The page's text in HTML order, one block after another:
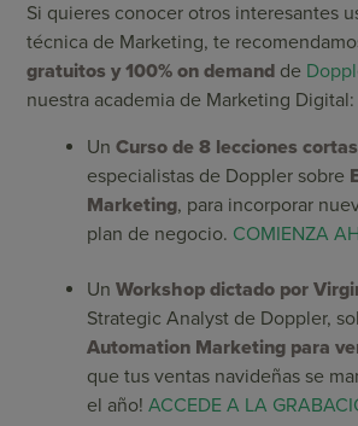
Si quieres conocer otros interesantes
técnica de Marketing, te
gratuitos y 100% on demand de
nuestra academia de Marketing Digital:
UnCurso de 8 lecciones cortas
especialistas de Doppler sobre
Marketing, para incorporar
plan de negocio. COMIENZA
UnWorkshop dictado por
Strategic Analyst de Doppler,
Automation Marketing para
que tus ventas navideñas se
el año!ACCEDE A LA